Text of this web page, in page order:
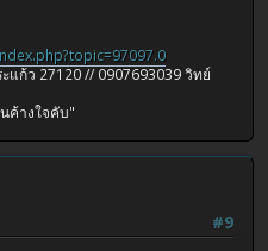
แก้ว 27120 // 0907693039 วิทย์
ค้างใจคับ"
#9